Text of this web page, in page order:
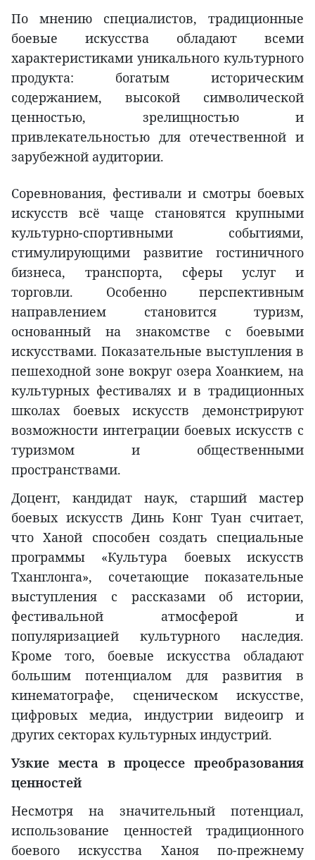
По мнению специалистов, традиционные
боевые искусства обладают всеми
характеристиками уникального культурного
продукта: богатым историческим
содержанием, высокой символической
ценностью, зрелищностью и
привлекательностью для отечественной и
зарубежной аудитории.
Соревнования, фестивали и смотры боевых
искусств всё чаще становятся крупными
культурно-спортивными событиями,
стимулирующими развитие гостиничного
бизнеса, транспорта, сферы услуг и
торговли. Особенно перспективным
направлением становится туризм,
основанный на знакомстве с боевыми
искусствами. Показательные выступления в
пешеходной зоне вокруг озера Хоанкием, на
культурных фестивалях и в традиционных
школах боевых искусств демонстрируют
возможности интеграции боевых искусств с
туризмом и общественными
пространствами.
Доцент, кандидат наук, старший мастер
боевых искусств Динь Конг Туан считает,
что Ханой способен создать специальные
программы «Культура боевых искусств
Тханглонга», сочетающие показательные
выступления с рассказами об истории,
фестивальной атмосферой и
популяризацией культурного наследия.
Кроме того, боевые искусства обладают
большим потенциалом для развития в
кинематографе, сценическом искусстве,
цифровых медиа, индустрии видеоигр и
других секторах культурных индустрий.
Узкие места в процессе преобразования
ценностей
Несмотря на значительный потенциал,
использование ценностей традиционного
боевого искусства Ханоя по-прежнему